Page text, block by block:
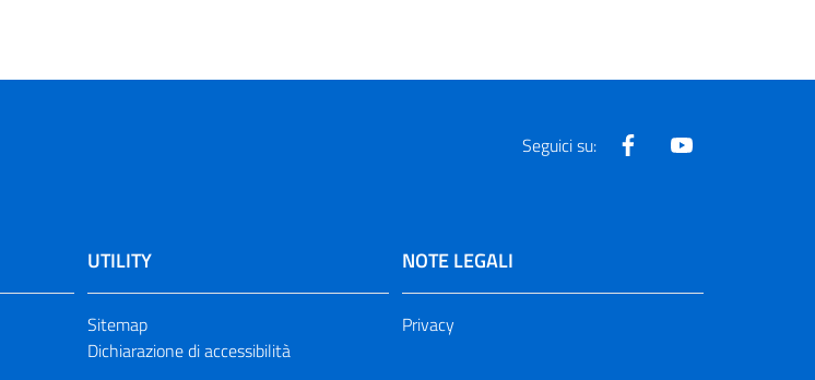
Seguici su: Facebook
UTILITY
Sitemap
Dichiarazione di accessibilità
NOTE LEGALI
Privacy